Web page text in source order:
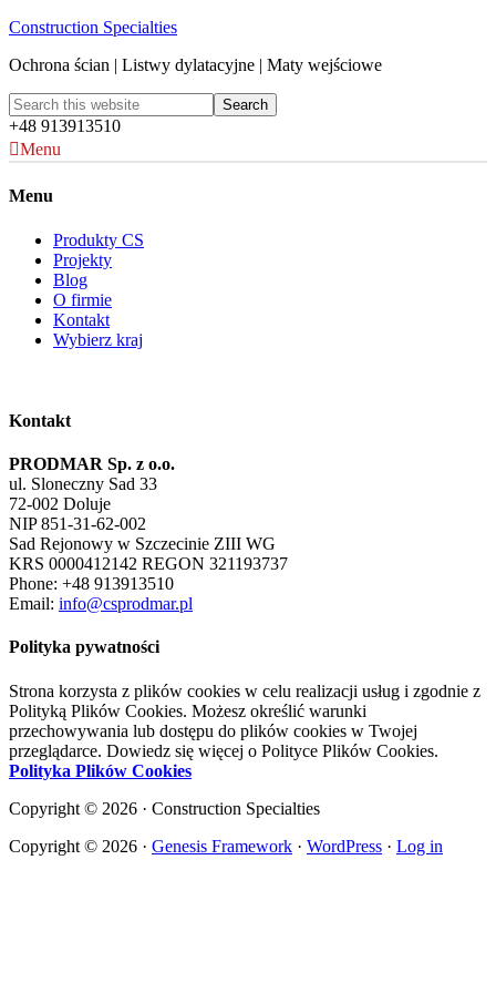
Construction Specialties
Ochrona ścian | Listwy dylatacyjne | Maty wejściowe
+48 913913510
Menu
Menu
Produkty CS
Projekty
Blog
O firmie
Kontakt
Wybierz kraj
Kontakt
PRODMAR Sp. z o.o.
ul. Sloneczny Sad 33
72-002 Doluje
NIP 851-31-62-002
Sad Rejonowy w Szczecinie ZIII WG
KRS 0000412142 REGON 321193737
Phone: +48 913913510
Email: info@csprodmar.pl
Polityka pywatności
Strona korzysta z plików cookies w celu realizacji usług i zgodnie z
Polityką Plików Cookies. Możesz określić warunki
przechowywania lub dostępu do plików cookies w Twojej
przeglądarce. Dowiedz się więcej o Polityce Plików Cookies.
Polityka Plików Cookies
Copyright © 2026 · Construction Specialties
Copyright © 2026 · Genesis Framework · WordPress · Log in